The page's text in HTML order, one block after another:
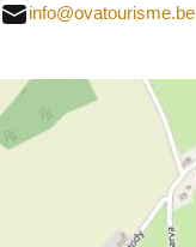
info@ovatourisme.be